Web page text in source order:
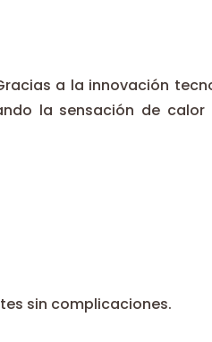
a la innovación
la sensación de
sin complicaciones.